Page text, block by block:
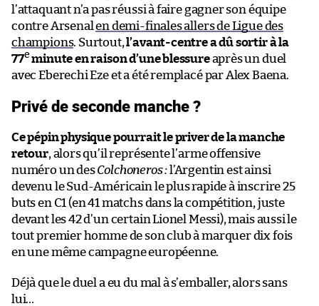
l’attaquant n’a pas réussi à faire gagner son équipe
contre Arsenalen demi-finales allers de Ligue des
champions. Surtout,l’avant-centre a dû sortir à la
77e minute en raison d’une blessureaprès un duel
avec Eberechi Eze et a été remplacé par Alex Baena.
Privé de seconde manche ?
Ce pépin physique pourrait le priver de la manche
retour, alors qu’il représente l’arme offensive
numéro un desColchoneros : l’Argentin est ainsi
devenu le Sud-Américain le plus rapide à inscrire 25
buts en C1 (en 41 matchs dans la compétition, juste
devant les 42 d’un certain Lionel Messi), mais aussi le
tout premier homme de son club à marquer dix fois
en une même campagne européenne.
Déjà que le duel a eu du mal à s’emballer, alors sans
lui…